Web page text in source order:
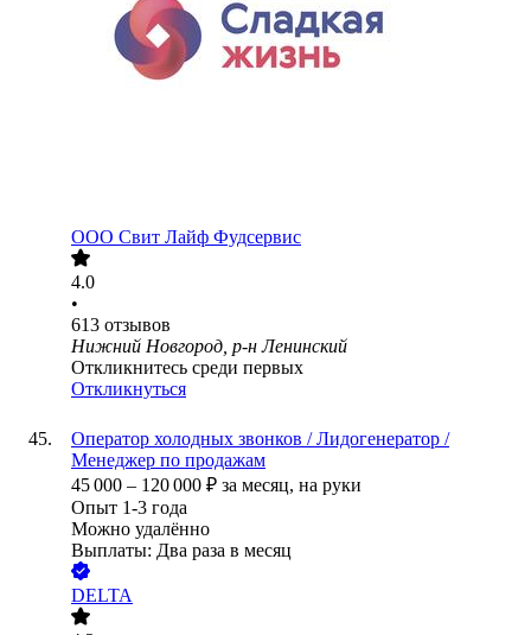
ООО Свит Лайф Фудсервис
4.0
•
613 отзывов
Нижний Новгород, р-н Ленинский
Откликнитесь среди первых
Откликнуться
Оператор холодных звонков / Лидогенератор /
Менеджер по продажам
45 000 – 120 000 ₽ за месяц, на руки
Опыт 1-3 года
Можно удалённо
Выплаты: Два раза в месяц
DELTA